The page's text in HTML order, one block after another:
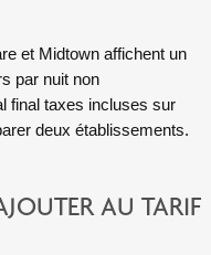
et Midtown affichent un
par nuit non
final taxes incluses sur
deux établissements.
AU TARIF